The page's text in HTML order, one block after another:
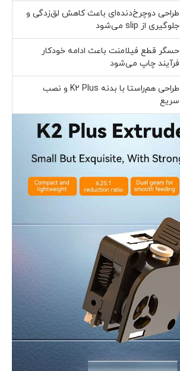
طراحی دوچرخ‌دنده‌ای باعث کاهش لق‌زدگی و
جلوگیری از slip می‌شود
حسگر قطع فیلامنت باعث ادامه خودکار
فرآیند چاپ می‌شود
طراحی هم‌راستا با بدنه K2 Plus و نصب
سریع